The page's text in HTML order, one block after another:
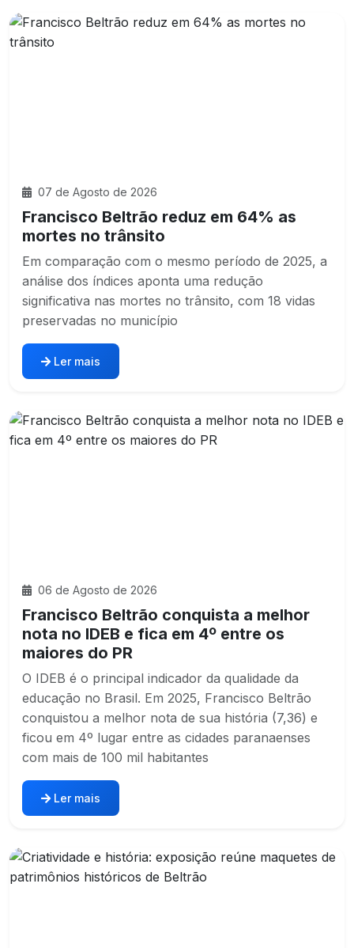
07 de Agosto de 2026
Francisco Beltrão reduz em 64% as
mortes no trânsito
Em comparação com o mesmo período de 2025, a
análise dos índices aponta uma redução
significativa nas mortes no trânsito, com 18 vidas
preservadas no município
Ler mais
06 de Agosto de 2026
Francisco Beltrão conquista a melhor
nota no IDEB e fica em 4º entre os
maiores do PR
O IDEB é o principal indicador da qualidade da
educação no Brasil. Em 2025, Francisco Beltrão
conquistou a melhor nota de sua história (7,36) e
ficou em 4º lugar entre as cidades paranaenses
com mais de 100 mil habitantes
Ler mais